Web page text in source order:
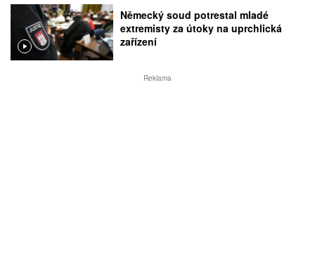
Německý soud potrestal mladé
extremisty za útoky na uprchlická
zařízení
Reklama